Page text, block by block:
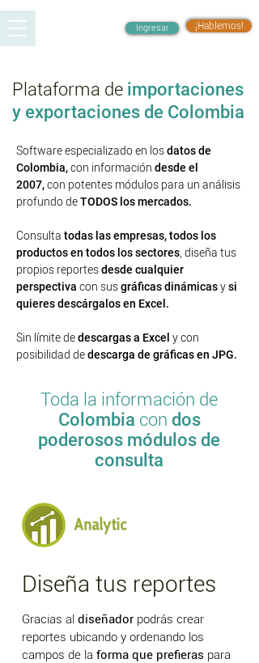
¡Hablemos!
Ingresar
Plataforma de importaciones
y exportaciones de Colombia
Software especializado en losdatos de
Colombia,con información desde el
2007,con potentes módulos para un análisis
profundo deTODOS los mercados.
Consulta todas las empresas, todos los
productos en todos los sectores , diseña tus
propios reportesdesde cualquier
perspectiva con susgráficas dinámicasysi
quieres descárgalos en Excel.
Sin límite dedescargas a Excel y con
posibilidad dedescarga de gráficas en JPG.
Toda la información de
Colombia con dos
poderosos módulos de
consulta
Diseña tus reportes
Gracias al diseñador podrás crear
reportes ubicando y ordenando los
campos de la forma que prefieras para